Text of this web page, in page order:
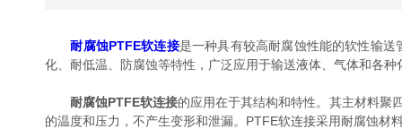
耐腐蚀PTFE软连接是一种具有较高耐腐蚀性能的软性输
化、耐低温、防腐蚀等特性，广泛应用于输送液体、气体和各
耐腐蚀PTFE软连接的应用在于其结构和特性。其主材料聚
的温度和压力，不产生变形和泄漏。PTFE软连接采用耐腐蚀